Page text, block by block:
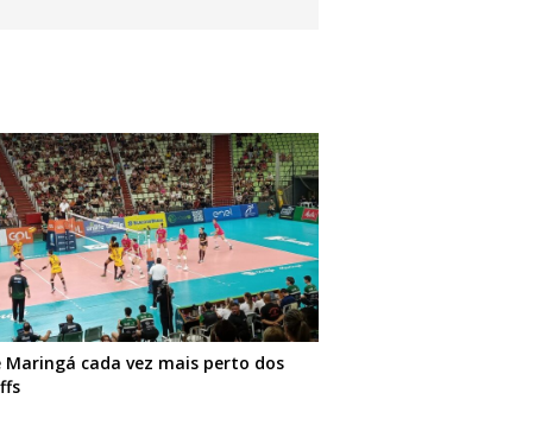
Maringá cada vez mais perto dos